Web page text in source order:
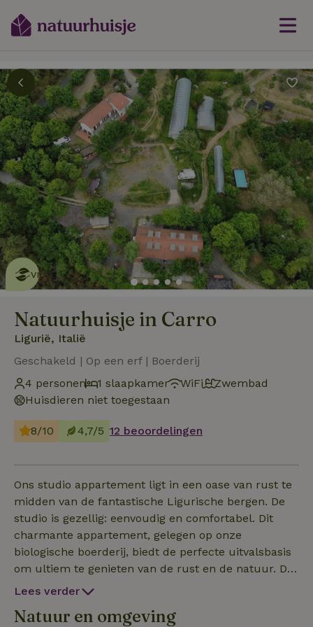
Dit natuurhuisje is eco-
vriendelijklees meer
Natuurhuisje in Carro
Ligurië, Italië
Geschakeld | Op een erf | Boerderij
4 personen
1 slaapkamer WiFi
Zwembad
Huisdieren niet toegestaan
8/10 4,7/5 12 beoordelingen
Ons studio appartement ligt in een oase van rust te
midden van de fantastische Ligurische bergen. De
studio is gezellig: eenvoudig en comfortabel. Dit
charmante appartement, gelegen op onze
biologische boerderij, biedt de perfecte uitvalsbasis
om ultiem te genieten van de rust en de natuur. De
studio heeft een ideaal klimaat van binnen, in de
fijne afgesloten tuin. Bij binnenkomst, op de begane
Lees verder
Natuur en omgeving